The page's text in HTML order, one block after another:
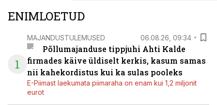
ENIMLOETUD
1
MAJANDUSTULEMUSED 06.08.26, 09:34
Põllumajanduse tippjuhi Ahti Kalde
firmades käive üldiselt kerkis, kasum samas
nii kahekordistus kui ka sulas pooleks
E-Piimast laekumata piimaraha on enam kui 1,2 miljonit
eurot